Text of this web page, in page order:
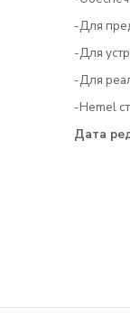
-Для
-Для
-Для
-Hemel
Дата